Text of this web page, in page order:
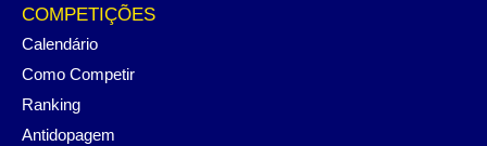
COMPETIÇÕES
Calendário
Como Competir
Ranking
Antidopagem